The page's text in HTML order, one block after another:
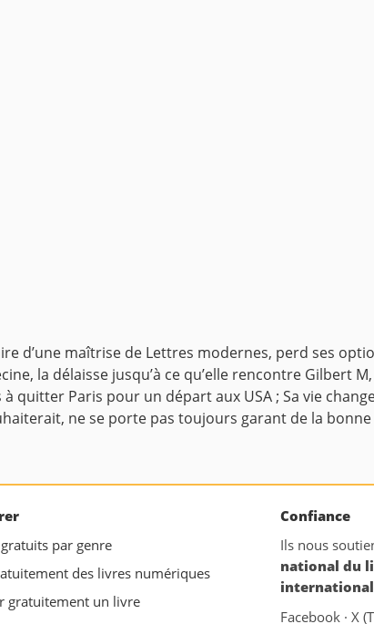
d’une maîtrise de Lettres modernes, perd ses
la délaisse jusqu’à ce qu’elle rencontre Gilbert
quitter Paris pour un départ aux USA ; Sa vie
ne se porte pas toujours garant de la bonne
par genre
des livres numériques
gratuitement un livre
Confiance
Ils nous
national du
Facebook · X